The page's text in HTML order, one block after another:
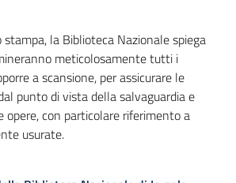
la Biblioteca Nazionale spiega
meticolosamente tutti i
a scansione, per assicurare le
punto di vista della salvaguardia e
opere, con particolare riferimento a
usurate.